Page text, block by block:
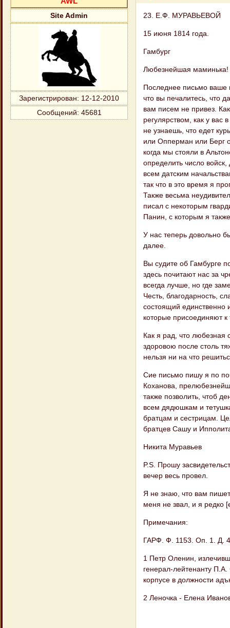
Site Admin
Зарегистрирован: 12-12-2010
Сообщений: 45681
23. Е.Ф. МУРАВЬЕВОЙ
15 июня 1814 года.
Гамбург
Любезнейшая маминька!
Последнее письмо ваше
что вы печалитесь, что
вам писем не привез.
регулярством, как у вас
не узнаешь, что едет
или Опперман или Берг
когда мы стояли в
определить число
всем датским
так что в это время я
Также весьма
писал с некоторым
Панин, с которым я
У нас теперь довольно
далее.
Вы судите об Гамбурге
здесь почитают нас за
всегда лучше, но где
Честь, благодарность,
состоящий единственно
которые присоединяют к
Как я рад, что любезная
здоровою после столь
нельзя ни на что
Сие письмо пишу я по
Коханова,
также позволить, чтоб
всем дядюшкам и
братцам и сестрицам.
братцев Сашу и
Никита Муравьев
P.S. Прошу
вечер весь провел.
Я не знаю, что вам
меня не звал, и я редко
Примечания:
ГАРФ. Ф. 1153. Оп. 1. Д.
1 Петр Оленин,
генерал-лейтенанту
корпусе в должности
2 Леночка - Елена